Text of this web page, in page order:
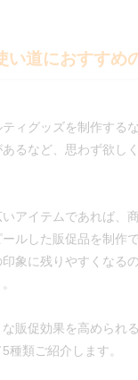
い道におすすめ
ィグッズを制作する
るなど、思わず欲し
アイテムであれば、
ルした販促品を制作
象に残りやすくなる
販促効果を高められ
種類ご紹介します。